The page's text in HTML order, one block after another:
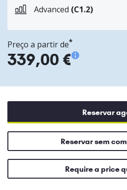
Advanced (C1.2)
Preço a partir de*
339,00 €
Reservar
Reservar sem
Require a price